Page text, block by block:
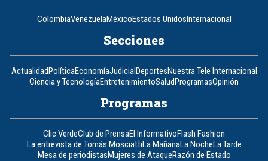
ColombiaVenezuelaMéxicoEstados UnidosInternacional
Secciones
ActualidadPolíticaEconomíaJudicialDeportesNuestra Tele Internacional
Ciencia y TecnologíaEntretenimientoSaludProgramasOpinión
Programas
Clic VerdeClub de PrensaEl InformativoFlash Fashion
La entrevista de Tomás MosciattiLa MañanaLa NocheLa Tarde
Mesa de periodistasMujeres de AtaqueRazón de Estado